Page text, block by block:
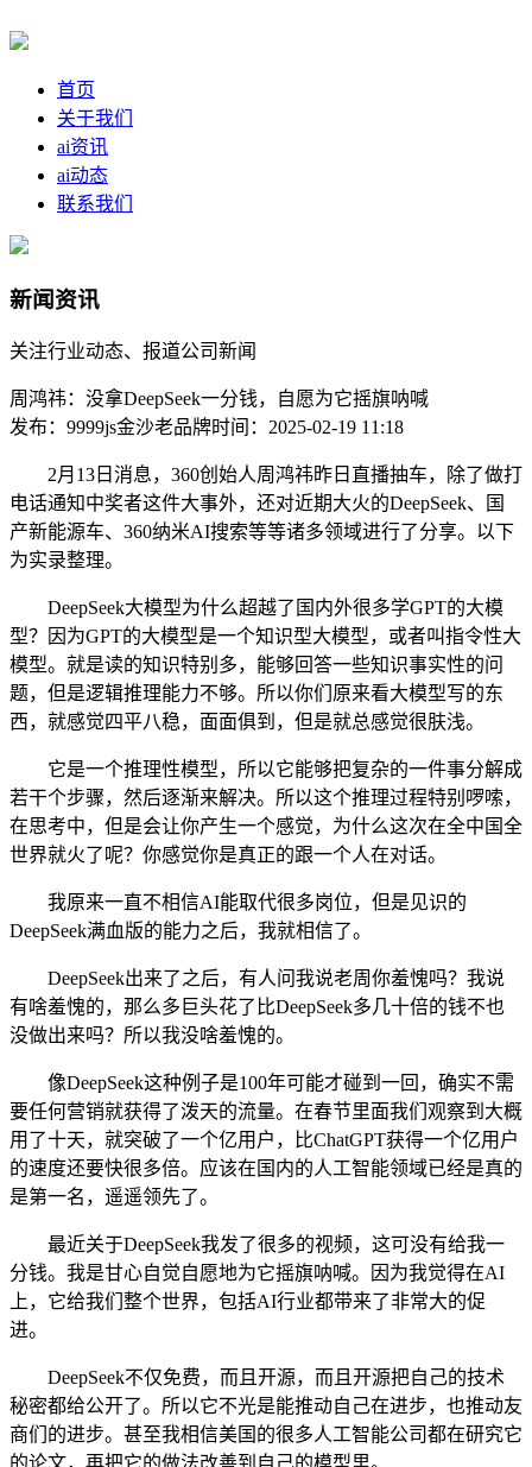
首页
关于我们
ai资讯
ai动态
联系我们
新闻资讯
关注行业动态、报道公司新闻
周鸿祎：没拿DeepSeek一分钱，自愿为它摇旗呐喊
发布：9999js金沙老品牌时间：2025-02-19 11:18
2月13日消息，360创始人周鸿祎昨日直播抽车，除了做打
电话通知中奖者这件大事外，还对近期大火的DeepSeek、国
产新能源车、360纳米AI搜索等等诸多领域进行了分享。以下
为实录整理。
DeepSeek大模型为什么超越了国内外很多学GPT的大模
型？因为GPT的大模型是一个知识型大模型，或者叫指令性大
模型。就是读的知识特别多，能够回答一些知识事实性的问
题，但是逻辑推理能力不够。所以你们原来看大模型写的东
西，就感觉四平八稳，面面俱到，但是就总感觉很肤浅。
它是一个推理性模型，所以它能够把复杂的一件事分解成
若干个步骤，然后逐渐来解决。所以这个推理过程特别啰嗦，
在思考中，但是会让你产生一个感觉，为什么这次在全中国全
世界就火了呢？你感觉你是真正的跟一个人在对话。
我原来一直不相信AI能取代很多岗位，但是见识的
DeepSeek满血版的能力之后，我就相信了。
DeepSeek出来了之后，有人问我说老周你羞愧吗？我说
有啥羞愧的，那么多巨头花了比DeepSeek多几十倍的钱不也
没做出来吗？所以我没啥羞愧的。
像DeepSeek这种例子是100年可能才碰到一回，确实不需
要任何营销就获得了泼天的流量。在春节里面我们观察到大概
用了十天，就突破了一个亿用户，比ChatGPT获得一个亿用户
的速度还要快很多倍。应该在国内的人工智能领域已经是真的
是第一名，遥遥领先了。
最近关于DeepSeek我发了很多的视频，这可没有给我一
分钱。我是甘心自觉自愿地为它摇旗呐喊。因为我觉得在AI
上，它给我们整个世界，包括AI行业都带来了非常大的促
进。
DeepSeek不仅免费，而且开源，而且开源把自己的技术
秘密都给公开了。所以它不光是能推动自己在进步，也推动友
商们的进步。甚至我相信美国的很多人工智能公司都在研究它